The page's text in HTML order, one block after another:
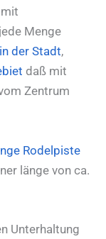
Menge
der Stadt,
daß mit
Zentrum
Rodelpiste
länge von ca.
Unterhaltung